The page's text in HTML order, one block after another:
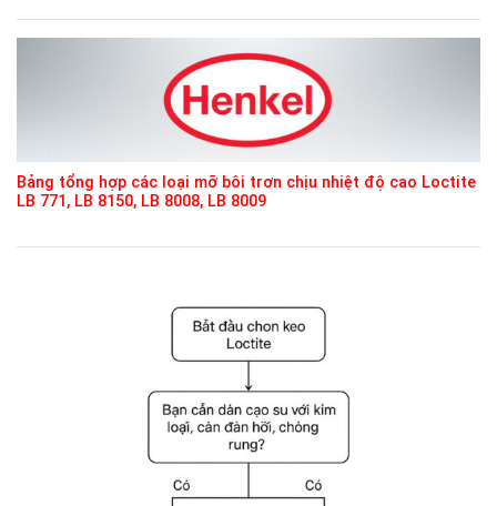
Bảng tổng hợp các loại mỡ bôi trơn chịu nhiệt độ cao Loctite
LB 771, LB 8150, LB 8008, LB 8009